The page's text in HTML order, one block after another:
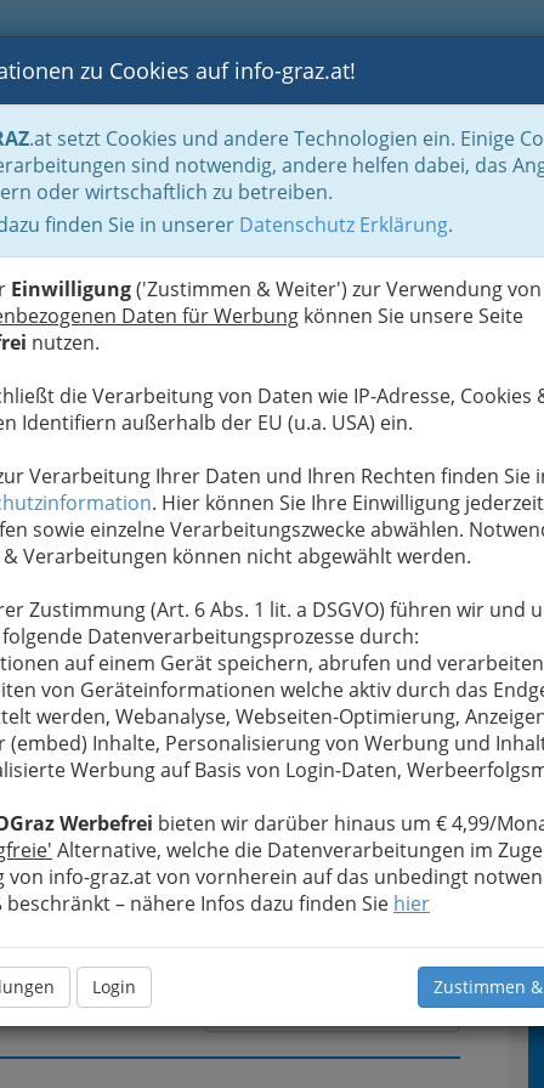
BLOGS FOTOS GASTRONOMIE BRANCHEN
zu Cookies auf info-graz.at!
.at setzt Cookies und andere Technologien ein. Einige
sind notwendig, andere helfen dabei, das
oder wirtschaftlich zu betreiben.
finden Sie in unserer Datenschutz Erklärung.
Einwilligung('Zustimmen & Weiter') zur Verwendung von
Daten für Werbung können Sie unsere Seite
nutzen.
die Verarbeitung von Daten wie IP-Adresse, Cookies
Identifiern außerhalb der EU (u.a. USA) ein.
Verarbeitung Ihrer Daten und Ihren Rechten finden Sie
. Hier können Sie Ihre Einwilligung jederzeit
sowie einzelne Verarbeitungszwecke abwählen.
& Verarbeitungen können nicht abgewählt werden.
Zustimmung (Art. 6 Abs. 1 lit. a DSGVO) führen wir und
Datenverarbeitungsprozesse durch:
auf einem Gerät speichern, abrufen und
von Geräteinformationen welche aktiv durch das
werden, Webanalyse, Webseiten-Optimierung,
(embed) Inhalte, Personalisierung von Werbung und
Werbung auf Basis von Login-Daten,
Werbefrei bieten wir darüber hinaus um € 4,99/
Alternative, welche die Datenverarbeitungen im
von info-graz.at von vornherein auf das unbedingt
beschränkt – nähere Infos dazu finden Sie hier
Login Zustimmen
Vermittlung von Dienstverträgen für Künstler
bewahren, verwenden wir an dieser Stelle zur
Ihre Nachricht wird nach dem Absenden
Gesellschaft m.b.H. weitergeleitet.
Meine Nachricht
Meine Nachricht senden